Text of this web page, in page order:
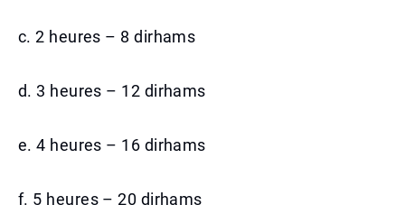
c. 2 heures – 8 dirhams
d. 3 heures – 12 dirhams
e. 4 heures – 16 dirhams
f. 5 heures – 20 dirhams